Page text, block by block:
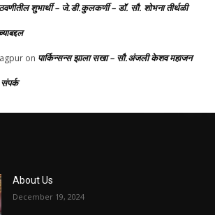
शुभार्थी – जे.डी.कुलकर्णी – डॉ. सौ. शोभना तीर्थळी
on पार्किन्सन्स झाला सखा – सौ.अंजली केशव महाजन
संपर्क
About Us
December 19, 2024